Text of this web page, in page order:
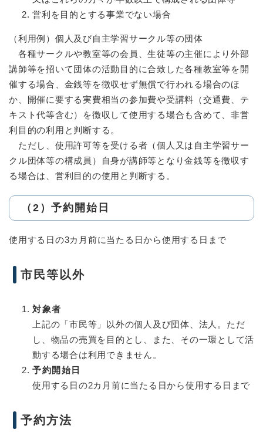
営利を目的とする事業でない場合
（利用例）個人及び自主学習サークル等の団体
各種サークルや教室等の会員、生徒等の主催により外部
講師等を招いて団体の活動目的に合致した各種教室等を開
催する場合、金銭等を徴収せず無償で行われる場合のほ
か、開催に要する実費相当の参加費や受講料（交通費、テ
キスト代等含む）を徴収して使用する場合も含めて、非営
利目的の利用と判断する。
ただし、使用許可等を受ける者（個人又は自主学習サー
クル団体等の構成員）自身が講師等となり金銭等を徴収す
る場合は、営利目的の使用と判断する。
（2）予約開始日
使用する日の3カ月前に当たる日から使用する日まで
市民等以外
対象者
上記の「市民等」以外の個人及び団体、法人。ただ
し、物品の売買を目的とし、また、その一環として活
動する場合は利用できません。
予約開始日
使用する日の2カ月前に当たる日から使用する日まで
予約方法